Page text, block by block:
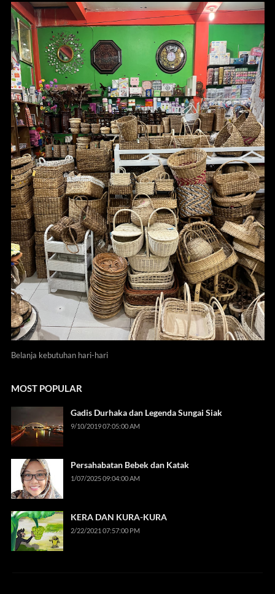
Belanja kebutuhan hari-hari
MOST POPULAR
Gadis Durhaka dan Legenda Sungai Siak
9/10/2019 07:05:00 AM
Persahabatan Bebek dan Katak
1/07/2025 09:04:00 AM
KERA DAN KURA-KURA
2/22/2021 07:57:00 PM